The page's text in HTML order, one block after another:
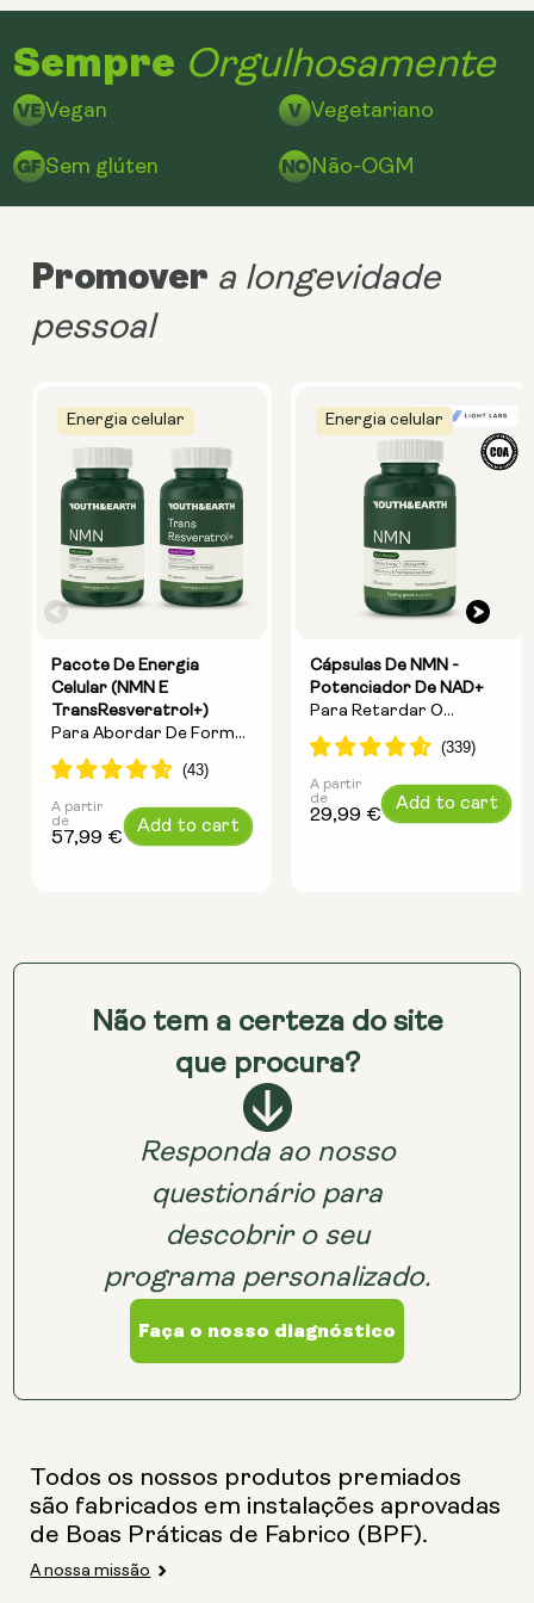
Sempre Orgulhosamente
Vegan Vegetariano
Sem glúten Não-OGM
Promover a longevidade
pessoal
Energia celular
Pacote De Energia
Celular (NMN E
TransResveratrol+)
Para Abordar De Forma
Abrangente As Questões
Relacionadas Com A
Energia, A Reparação Do
ADN E O
Antienvelhecimento
NMN 250mg &
NMN 500mg &
Preço
normal
A partir
de
57,99 €
Add to cart
Energia celular
Cápsulas De NMN -
Potenciador De NAD+
Para Retardar O
Envelhecimento E
Aumentar A Energia
Tamanho da cápsula:
Preço
normal
A partir
de
29,99 €
Add to cart
Não tem a certeza do site
que procura?
Responda ao nosso
questionário para
descobrir o seu
programa personalizado.
Faça o nosso diagnóstico
Todos os nossos produtos premiados
são fabricados em instalações aprovadas
de Boas Práticas de Fabrico (BPF).
A nossa missão